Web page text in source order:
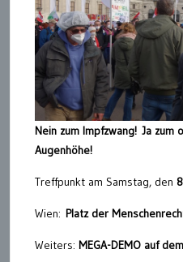
Nein zum Impfzwang! Ja zum
Augenhöhe!
Treffpunkt am Samstag, den
Wien: Platz der
Weiters: MEGA-DEMO auf